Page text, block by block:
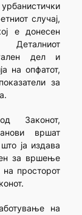
случај,
е донесен
Деталниот
дел и
на опфатот,
за
Законот,
вршат
ја издава
за вршење
просторот
на